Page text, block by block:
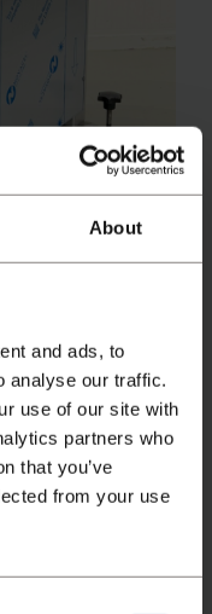
About
and ads, to
analyse our traffic.
use of our site with
partners who
that you’ve
from your use